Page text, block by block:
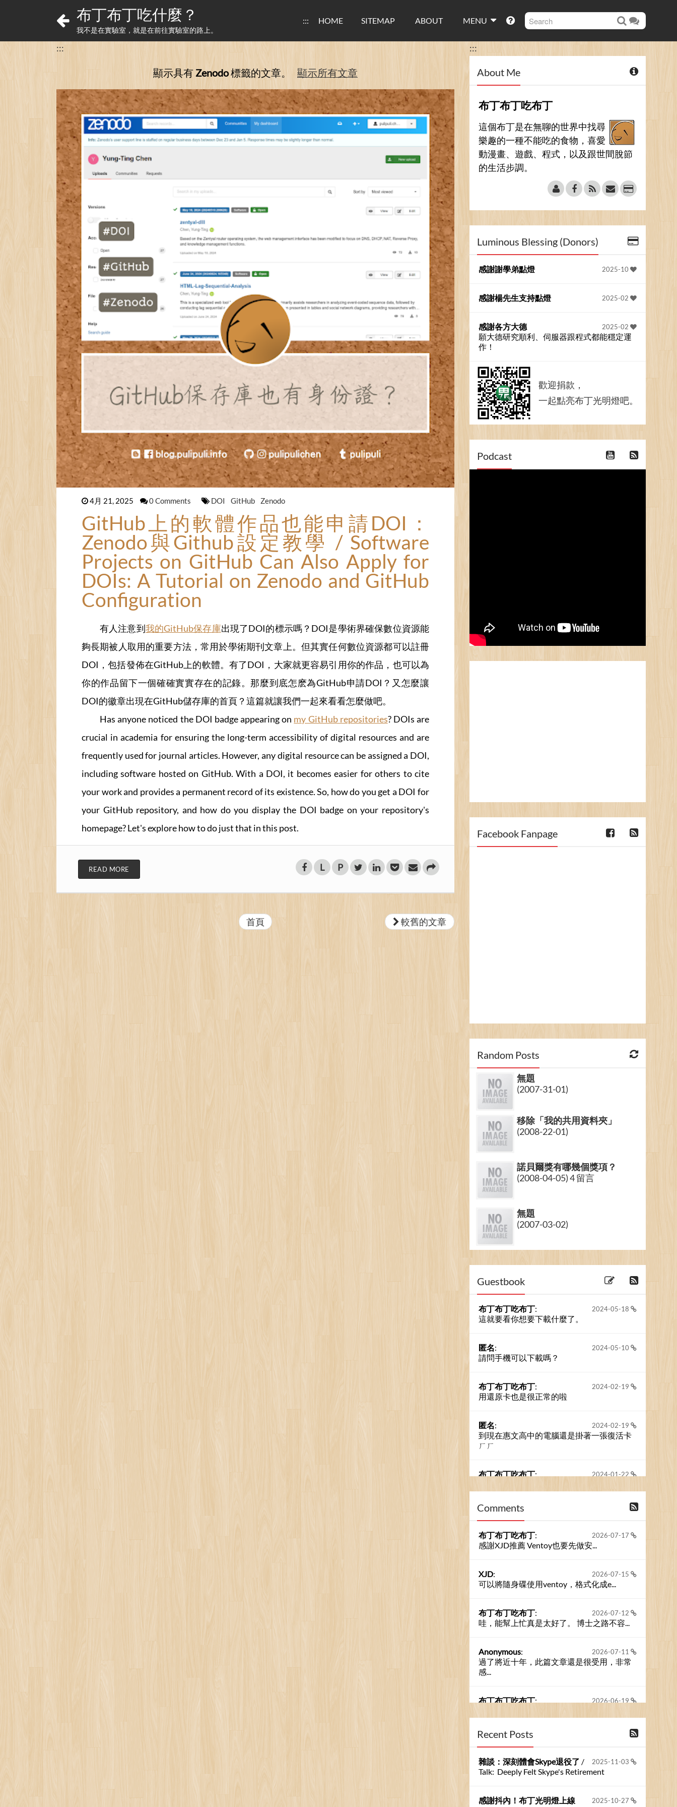
布丁布丁吃什麼？
我不是在實驗室，就是在前往實驗室的路上。
::: HOME SITEMAP ABOUT MENU
:::
顯示具有 Zenodo標籤的文章。 顯示所有文章
4月 21, 2025 0 Comments DOI GitHub Zenodo
GitHub上的軟體作品也能申請DOI：
Zenodo與Github設定教學 / Software
Projects on GitHub Can Also Apply for
DOIs: A Tutorial on Zenodo and GitHub
Configuration
有人注意到我的GitHub保存庫出現了DOI的標示嗎？DOI是學術界確保數位資源能
夠長期被人取用的重要方法，常用於學術期刊文章上。但其實任何數位資源都可以註冊
DOI，包括發佈在GitHub上的軟體。有了DOI，大家就更容易引用你的作品，也可以為
你的作品留下一個確確實實存在的記錄。那麼到底怎麽為GitHub申請DOI？又怎麼讓
DOI的徽章出現在GitHub儲存庫的首頁？這篇就讓我們一起來看看怎麼做吧。
Has anyone noticed the DOI badge appearing on my GitHub repositories? DOIs are
crucial in academia for ensuring the long-term accessibility of digital resources and are
frequently used for journal articles. However, any digital resource can be assigned a DOI,
including software hosted on GitHub. With a DOI, it becomes easier for others to cite
your work and provides a permanent record of its existence. So, how do you get a DOI for
your GitHub repository, and how do you display the DOI badge on your repository's
homepage? Let's explore how to do just that in this post.
READ MORE L P
首頁 較舊的文章
:::
About Me
布丁布丁吃布丁
這個布丁是在無聊的世界中找尋
樂趣的一種不能吃的食物，喜愛
動漫畫、遊戲、程式，以及跟世間脫節
的生活步調。
Luminous Blessing (Donors)
2025-10
感謝謝學弟點燈
2025-02
感謝楊先生支持點燈
2025-02
感謝各方大德
願大德研究順利、伺服器跟程式都能穩定運
作！
歡迎捐款，
一起點亮布丁光明燈吧。
Podcast
Facebook Fanpage
Random Posts
無題
(2007-31-01)
移除「我的共用資料夾」
(2008-22-01)
諾貝爾獎有哪幾個獎項？
(2008-04-05) 4 留言
無題
(2007-03-02)
Guestbook
2024-05-18
布丁布丁吃布丁:
這就要看你想要下載什麼了。
2024-05-10
匿名:
請問手機可以下載嗎？
2024-02-19
布丁布丁吃布丁:
用還原卡也是很正常的啦
2024-02-19
匿名:
到現在惠文高中的電腦還是掛著一張復活卡
ㄏㄏ
2024-01-22
布丁布丁吃布丁:
示大家的留言了。我們新開一個訪客留言板
吧！
Comments
2026-07-17
布丁布丁吃布丁:
感謝XJD推薦 Ventoy也要先做安...
2026-07-15
XJD:
可以將隨身碟使用ventoy，格式化成e...
2026-07-12
布丁布丁吃布丁:
哇，能幫上忙真是太好了。 博士之路不容...
2026-07-11
Anonymous:
過了將近十年，此篇文章還是很受用，非常
感...
2026-06-19
布丁布丁吃布丁:
2026-06-18
布丁布丁吃布丁
kage好像也可以下載整個網站 感謝分享
Anonymous
Recent Posts
2025-11-03
雜談：深刻體會Skype退役了 /
Talk: Deeply Felt Skype's Retirement
2025-10-27
感謝抖內！布丁光明燈上線